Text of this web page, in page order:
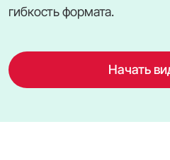
гибкость формата.
Начать